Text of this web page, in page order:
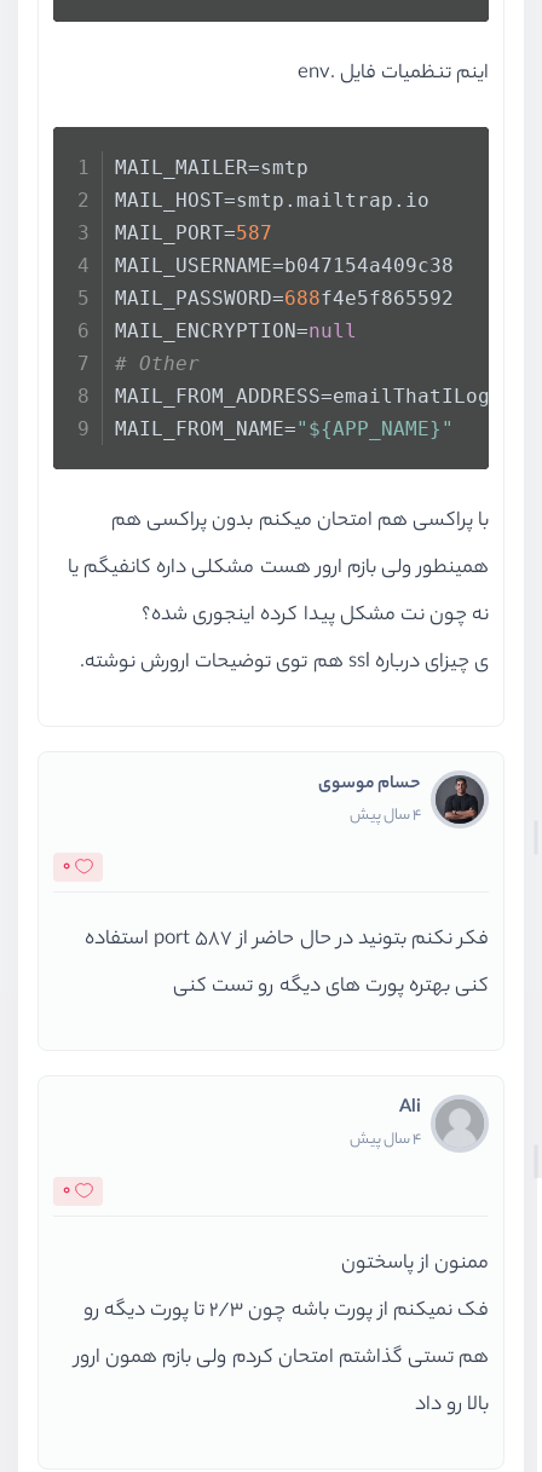
اینم تنظمیات فایل .env
MAIL_MAILER=smtp
MAIL_HOST=smtp.mailtrap.io
MAIL_PORT=587
MAIL_USERNAME=b047154a409c38
MAIL_PASSWORD=688f4e5f865592
MAIL_ENCRYPTION=null
# Other
MAIL_FROM_NAME="${APP_NAME}"
با پراکسی هم امتحان میکنم بدون پراکسی هم
همینطور ولی بازم ارور هست مشکلی داره کانفیگم یا
نه چون نت مشکل پیدا کرده اینجوری شده؟
ی چیزای درباره ssl هم توی توضیحات ارورش نوشته.
حسام موسوی
4 سال پیش
0
فکر نکنم بتونید در حال حاضر از port ۵۸۷ استفاده
کنی بهتره پورت های دیگه رو تست کنی
Ali
4 سال پیش
0
ممنون از پاسختون
فک نمیکنم از پورت باشه چون 2/3 تا پورت دیگه رو
هم تستی گذاشتم امتحان کردم ولی بازم همون ارور
بالا رو داد